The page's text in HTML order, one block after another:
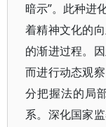
暗示”。此种进
着精神文化的
的渐进过程。
而进行动态观
分把握法的局
系。深化国家